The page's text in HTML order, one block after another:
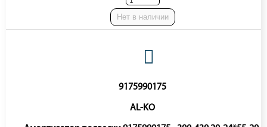
Нет в наличии
9175990175
AL-KO